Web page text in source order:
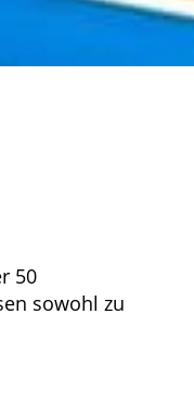
50
sowohl zu